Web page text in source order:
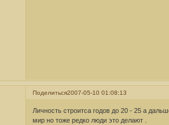
Поделиться2007-05-10 01:08:13
Личность строитса годов до 20 - 25 а
мир но тоже редко люди это делают .